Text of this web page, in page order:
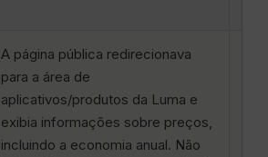
A página pública redirecionava
para a área de
aplicativos/produtos da Luma e
exibia informações sobre preços,
incluindo a economia anual. Não